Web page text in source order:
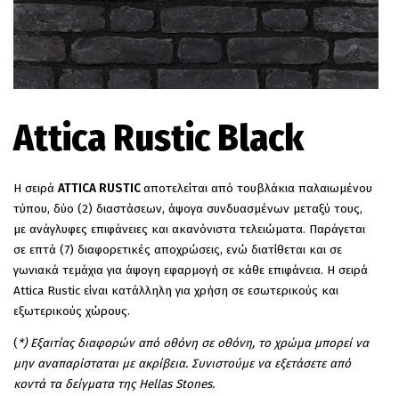
Attica Rustic Black
Η σειρά ATTICA RUSTICαποτελείται από τουβλάκια παλαιωμένου
τύπου, δύο (2) διαστάσεων, άψογα συνδυασμένων μεταξύ τους,
με ανάγλυφες επιφάνειες και ακανόνιστα τελειώματα. Παράγεται
σε επτά (7) διαφορετικές αποχρώσεις, ενώ διατίθεται και σε
γωνιακά τεμάχια για άψογη εφαρμογή σε κάθε επιφάνεια. Η σειρά
Attica Rustic είναι κατάλληλη για χρήση σε εσωτερικούς και
εξωτερικούς χώρους.
(*) Εξαιτίας διαφορών από οθόνη σε οθόνη, το χρώμα μπορεί να
μην αναπαρίσταται με ακρίβεια. Συνιστούμε να εξετάσετε από
κοντά τα δείγματα της Hellas Stones.